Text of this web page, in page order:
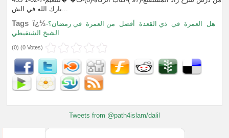
بارك الله في الش...
Tags ï¿½ هل العمرة في ذي القعدة أفضل من العمرة
في رمضان؟-
الشيخ الشنقيطي
(0) (0 Votes)
Tweets from @path4islam/dalil